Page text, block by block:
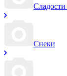
Сладости
Снеки